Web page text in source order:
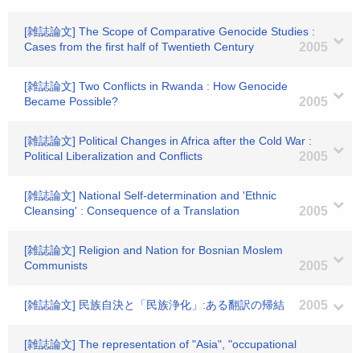
[雑誌論文] The Scope of Comparative Genocide Studies :
Cases from the first half of Twentieth Century
2005
[雑誌論文] Two Conflicts in Rwanda : How Genocide
Became Possible?
2005
[雑誌論文] Political Changes in Africa after the Cold War :
Political Liberalization and Conflicts
2005
[雑誌論文] National Self-determination and 'Ethnic
Cleansing' : Consequence of a Translation
2005
[雑誌論文] Religion and Nation for Bosnian Moslem
Communists
2005
[雑誌論文] 民族自決と「民族浄化」:ある翻訳の帰結 2005
[雑誌論文] The representation of "Asia", "occupational